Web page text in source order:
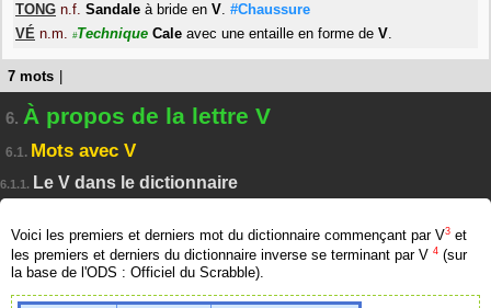
TONG n.f. Sandale à bride en V. #Chaussure
VÉ n.m. #Technique Cale avec une entaille en forme de V.
7 mots
6. À propos de la lettre V
6.1. Mots avec V
6.1.1. Le V dans le dictionnaire
Voici les premiers et derniers mot du dictionnaire commençant par V3 et
les premiers et derniers du dictionnaire inverse se terminant par V 4 (sur
la base de l'ODS : Officiel du Scrabble).